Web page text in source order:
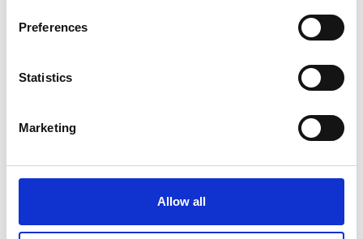
Preferences
Statistics
Marketing
Allow all